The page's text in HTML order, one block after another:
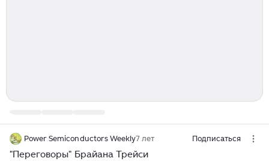
Power Semiconductors Weekly7 лет Подписаться
"Переговоры" Брайана Трейси